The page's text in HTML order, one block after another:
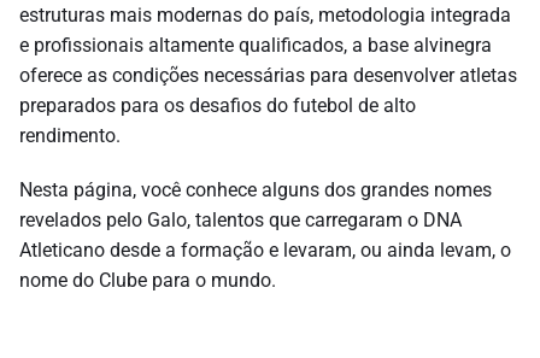
estruturas mais modernas do país, metodologia integrada
e profissionais altamente qualificados, a base alvinegra
oferece as condições necessárias para desenvolver atletas
preparados para os desafios do futebol de alto
rendimento.
Nesta página, você conhece alguns dos grandes nomes
revelados pelo Galo, talentos que carregaram o DNA
Atleticano desde a formação e levaram, ou ainda levam, o
nome do Clube para o mundo.